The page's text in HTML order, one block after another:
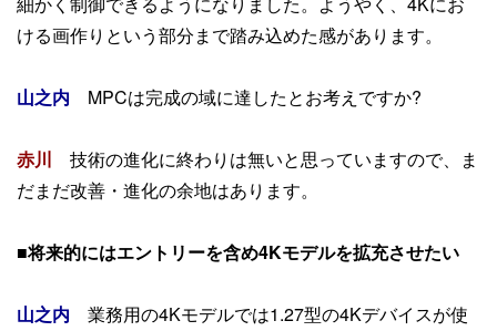
ける画作りという部分まで踏み込めた感があります。
山之内 MPCは完成の域に達したとお考えですか?
赤川 技術の進化に終わりは無いと思っていますので、ま
だまだ改善・進化の余地はあります。
■将来的にはエントリーを含め4Kモデルを拡充させたい
山之内 業務用の4Kモデルでは1.27型の4Kデバイスが使